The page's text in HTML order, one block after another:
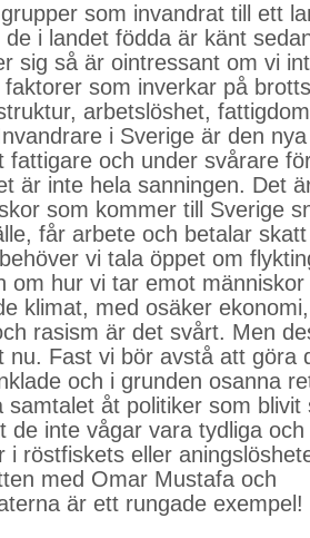
grupper som invandrat till ett
de i landet födda är känt
sig så är ointressant om vi
som inverkar på
arbetslöshet,
i Sverige är den
fattigare och under svårare
är inte hela sanningen. Det
som kommer till Sverige
får arbete och betalar
vi tala öppet om
om hur vi tar emot
klimat, med osäker
rasism är det svårt. Men
nu. Fast vi bör avstå att göra
och i grunden osanna
samtalet åt politiker som blivit
de inte vågar vara tydliga
i röstfiskets eller
med Omar Mustafa och
är ett rungade exempel!